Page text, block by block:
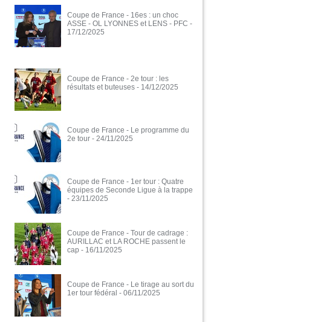
Coupe de France - 16es : un choc
ASSE - OL LYONNES et LENS - PFC -
17/12/2025
Coupe de France - 2e tour : les
résultats et buteuses - 14/12/2025
Coupe de France - Le programme du
2e tour - 24/11/2025
Coupe de France - 1er tour : Quatre
équipes de Seconde Ligue à la trappe
- 23/11/2025
Coupe de France - Tour de cadrage :
AURILLAC et LA ROCHE passent le
cap - 16/11/2025
Coupe de France - Le tirage au sort du
1er tour fédéral - 06/11/2025